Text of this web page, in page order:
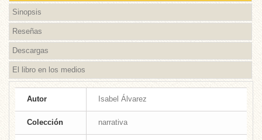
Sinopsis
Reseñas
Descargas
El libro en los medios
Autor Isabel Álvarez
Colección narrativa